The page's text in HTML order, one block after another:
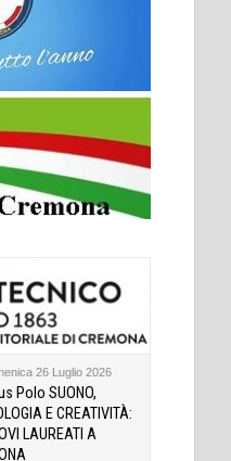
26 Luglio 2026
Polo SUONO,
E CREATIVITÀ:
LAUREATI A